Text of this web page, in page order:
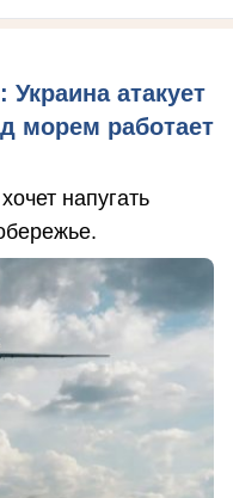
атакует
морем работает
напугать